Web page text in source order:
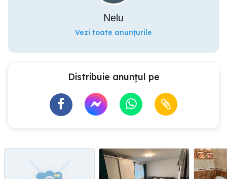
Nelu
Vezi toate anunțurile
Distribuie anunțul pe